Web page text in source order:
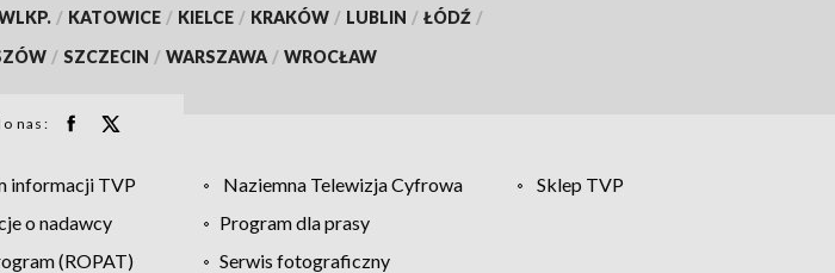
/ KATOWICE / KIELCE / KRAKÓW / LUBLIN / ŁÓDŹ /
/ SZCZECIN / WARSZAWA / WROCŁAW
nas:
informacji TVP Naziemna Telewizja Cyfrowa
Sklep TVP
o nadawcy
Program dla prasy
(ROPAT)
Serwis fotograficzny